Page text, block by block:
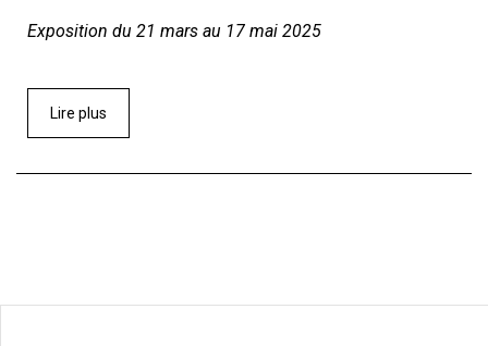
Exposition du 21 mars au 17 mai 2025
Lire plus